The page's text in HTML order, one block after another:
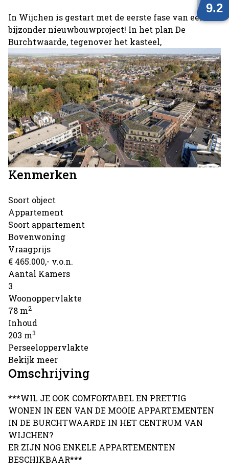
In Wijchen is gestart met de eerste fase van een
bijzonder nieuwbouwproject! In het plan De
Burchtwaarde, tegenover het kasteel,
Kenmerken
Soort object
Appartement
Soort appartement
Bovenwoning
Vraagprijs
€ 465.000,- v.o.n.
Aantal Kamers
3
Woonoppervlakte
78 m2
Inhoud
203 m3
Perseeloppervlakte
Bekijk meer
Omschrijving
***WIL JE OOK COMFORTABEL EN PRETTIG
WONEN IN EEN VAN DE MOOIE APPARTEMENTEN
IN DE BURCHTWAARDE IN HET CENTRUM VAN
WIJCHEN?
ER ZIJN NOG ENKELE APPARTEMENTEN
BESCHIKBAAR***